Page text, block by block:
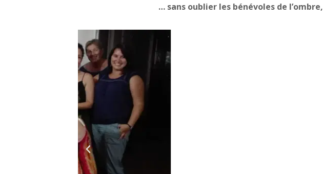
… sans oublier les bénévoles de